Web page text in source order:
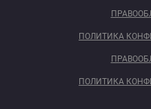
ПОЛИТИКА
ПОЛИТИКА